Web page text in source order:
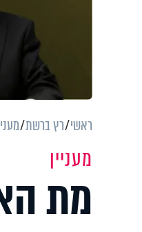
ראשי רץ ברשת
מעניין
מת